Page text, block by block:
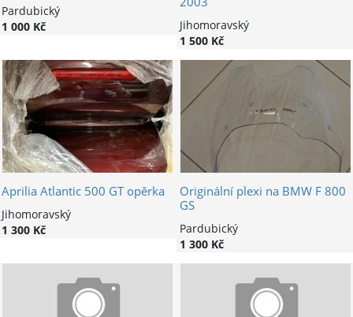
Pardubický
1 000 Kč
Jihomoravský
1 500 Kč
Aprilia Atlantic 500 GT opěrka
Jihomoravský
1 300 Kč
Originální plexi na BMW F 800
GS
Pardubický
1 300 Kč